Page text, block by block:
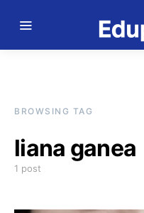
BROWSING TAG
liana ganea
1 post